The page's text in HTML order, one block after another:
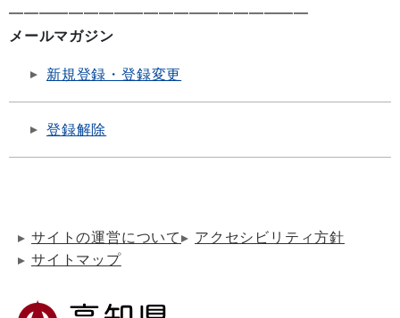
━━━━━━━━━━━━━━━━━━━━
メールマガジン
新規登録・登録変更
登録解除
サイトの運営について
アクセシビリティ方針
サイトマップ